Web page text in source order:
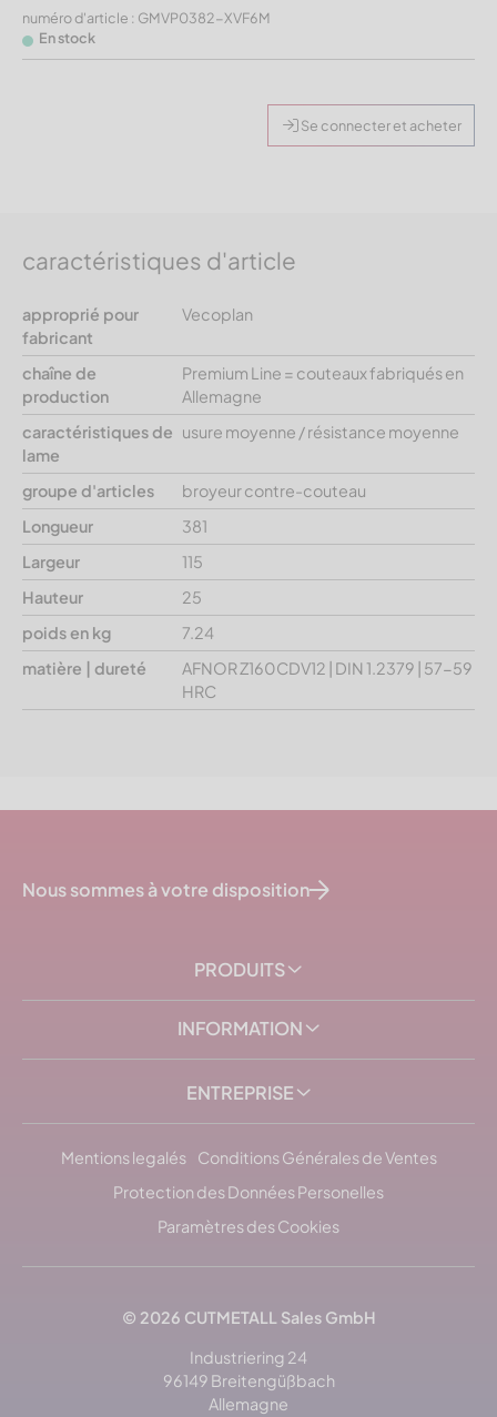
numéro d'article : GMVP0382-XVF6M
En stock
Se connecter et acheter
caractéristiques d'article
approprié pour
fabricant
Vecoplan
chaîne de
production
Premium Line = couteaux fabriqués en
Allemagne
caractéristiques de
lame
usure moyenne / résistance moyenne
groupe d'articles
broyeur contre-couteau
Longueur
381
Largeur
115
Hauteur
25
poids en kg
7.24
matière | dureté
AFNOR Z160CDV12 | DIN 1.2379 | 57-59
HRC
Nous sommes à votre disposition
PRODUITS
INFORMATION
ENTREPRISE
Mentions legalés
Conditions Générales de Ventes
Protection des Données Personelles
Paramètres des Cookies
© 2026 CUTMETALL Sales GmbH
Industriering 24
96149 Breitengüßbach
Allemagne